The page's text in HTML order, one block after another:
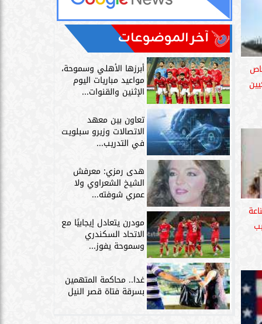
أشخاص
آخر الموضوعات
أبرزها الأهلي وسموحة،
مواعيد مباريات اليوم
الإثنين والقنوات...
تعاون بين معهد
الاتصالات وزيرو سبلويت
في التدريب...
هدى رمزي: معرفش
الشيخ الشعراوي ولا
عمري شوفته...
مودرن يتعادل إيجابيًا مع
الاتحاد السكندري
وسموحة يفوز...
غدا.. محاكمة المتهمين
بسرقة فتاة قصر النيل